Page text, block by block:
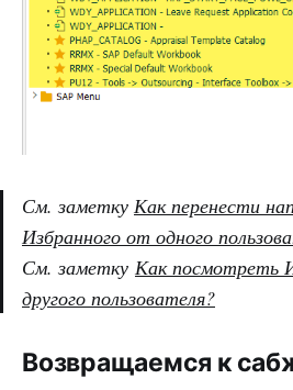
См. заметку Как перенести
Избранного от одного
См. заметку Как посмотреть
другого пользователя?
Возвращаемся к